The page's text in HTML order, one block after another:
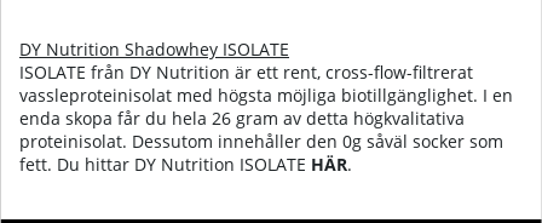
DY Nutrition Shadowhey ISOLATE
ISOLATE från DY Nutrition är ett rent, cross-flow-filtrerat
vassleproteinisolat med högsta möjliga biotillgänglighet. I en
enda skopa får du hela 26 gram av detta högkvalitativa
proteinisolat. Dessutom innehåller den 0g såväl socker som
fett. Du hittar DY Nutrition ISOLATE HÄR.